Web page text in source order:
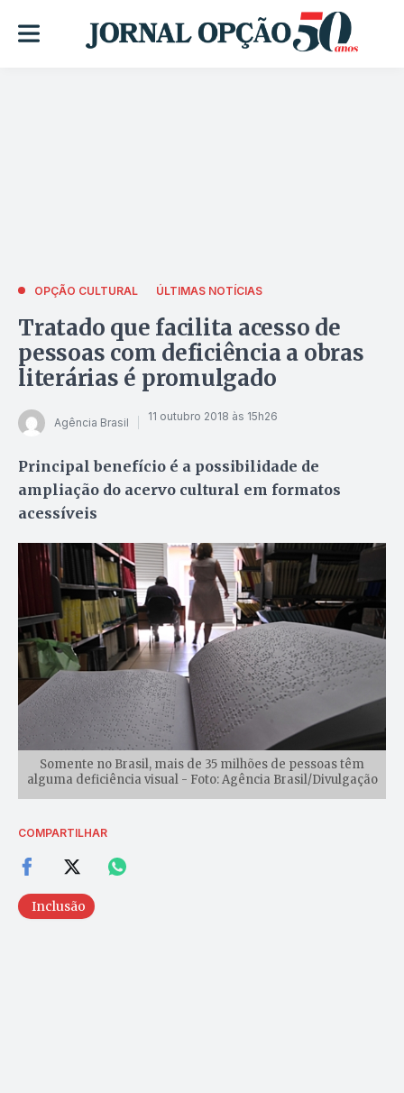
OPÇÃO CULTURAL ÚLTIMAS NOTÍCIAS
Tratado que facilita acesso de
pessoas com deficiência a obras
literárias é promulgado
Agência Brasil 11 outubro 2018 às 15h26
Principal benefício é a possibilidade de
ampliação do acervo cultural em formatos
acessíveis
Somente no Brasil, mais de 35 milhões de pessoas têm
alguma deficiência visual - Foto: Agência Brasil/Divulgação
COMPARTILHAR
Inclusão